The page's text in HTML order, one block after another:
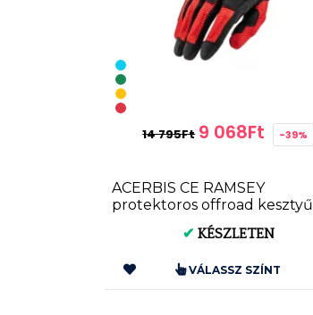
14 795Ft 9 068Ft -39%
ACERBIS CE RAMSEY
protektoros offroad kesztyű
✔ KÉSZLETEN
VÁLASSZ SZÍNT